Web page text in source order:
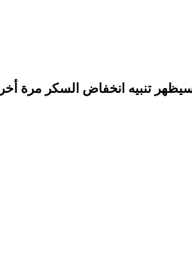
وبعد 5 دقائق يتم فصل اتصال نظامي، فهل سيظهر